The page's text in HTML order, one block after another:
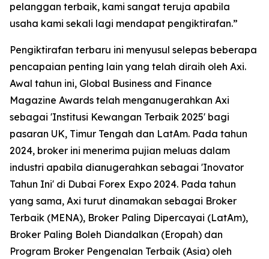
pelanggan terbaik, kami sangat teruja apabila
usaha kami sekali lagi mendapat pengiktirafan.”
Pengiktirafan terbaru ini menyusul selepas beberapa
pencapaian penting lain yang telah diraih oleh Axi.
Awal tahun ini, Global Business and Finance
Magazine Awards telah menganugerahkan Axi
sebagai 'Institusi Kewangan Terbaik 2025' bagi
pasaran UK, Timur Tengah dan LatAm. Pada tahun
2024, broker ini menerima pujian meluas dalam
industri apabila dianugerahkan sebagai 'Inovator
Tahun Ini' di Dubai Forex Expo 2024. Pada tahun
yang sama, Axi turut dinamakan sebagai Broker
Terbaik (MENA), Broker Paling Dipercayai (LatAm),
Broker Paling Boleh Diandalkan (Eropah) dan
Program Broker Pengenalan Terbaik (Asia) oleh